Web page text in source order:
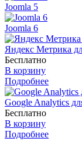
Joomla 5
Joomla 6
Яндекс Метрика
Бесплатно
В корзину
Подробнее
Google Analytics
Бесплатно
В корзину
Подробнее